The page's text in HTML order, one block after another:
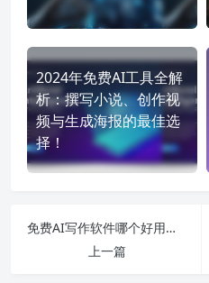
2024年免费AI工具全解
析：撰写小说、创作视
频与生成海报的最佳选
择！
免费AI写作软件哪个好用？这3款神器不容错过
上一篇